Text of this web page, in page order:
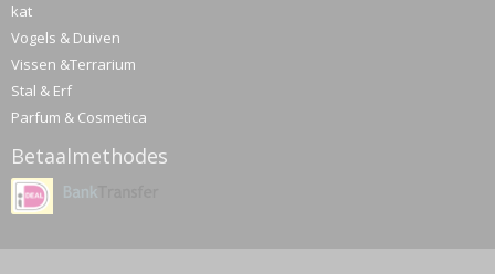
kat
Vogels & Duiven
Vissen &Terrarium
Stal & Erf
Parfum & Cosmetica
Betaalmethodes